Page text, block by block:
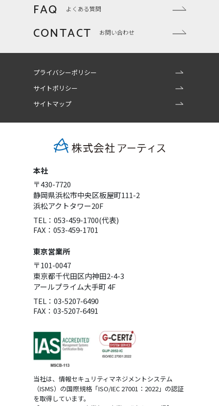
FAQ よくある質問
CONTACT お問い合わせ
プライバシーポリシー
サイトポリシー
サイトマップ
本社
〒430-7720
静岡県浜松市中央区板屋町111-2
浜松アクトタワー20F
TEL：053-459-1700(代表)
FAX：053-459-1701
東京営業所
〒101-0047
東京都千代田区内神田2-4-3
アールプライム大手町 4F
TEL：03-5207-6490
FAX：03-5207-6491
当社は、情報セキュリティマネジメントシステム
（ISMS）の国際規格「ISO/IEC 27001：2022」の認証
を取得しています。